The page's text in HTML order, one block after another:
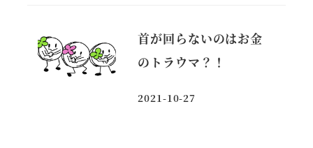
首が回らないのはお金
のトラウマ？！
投稿日
2021-10-27